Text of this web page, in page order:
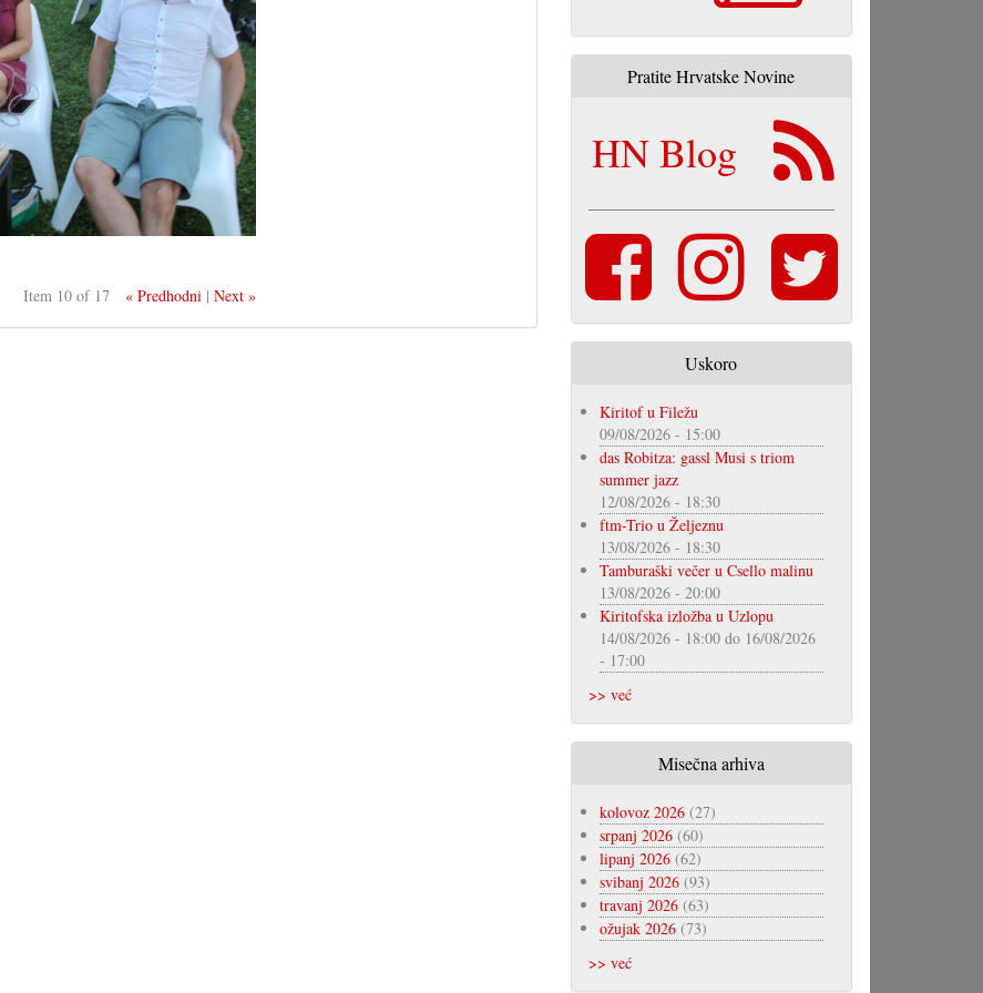
Item 10 of 17 « Predhodni |Next »
Pratite Hrvatske Novine
HN Blog
Uskoro
Kiritof u Filežu
09/08/2026 - 15:00
das Robitza: gassl Musi s triom
summer jazz
12/08/2026 - 18:30
ftm-Trio u Željeznu
13/08/2026 - 18:30
Tamburaški večer u Csello malinu
13/08/2026 - 20:00
Kiritofska izložba u Uzlopu
14/08/2026 - 18:00do 16/08/2026
- 17:00
>> već
Misečna arhiva
kolovoz 2026(27)
srpanj 2026(60)
lipanj 2026(62)
svibanj 2026(93)
travanj 2026(63)
ožujak 2026(73)
>> već